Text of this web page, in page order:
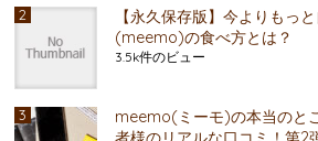
【永久保存版】今よりもっ
(meemo)の食べ方とは？
3.5k件のビュー
meemo(ミーモ)の本当のと